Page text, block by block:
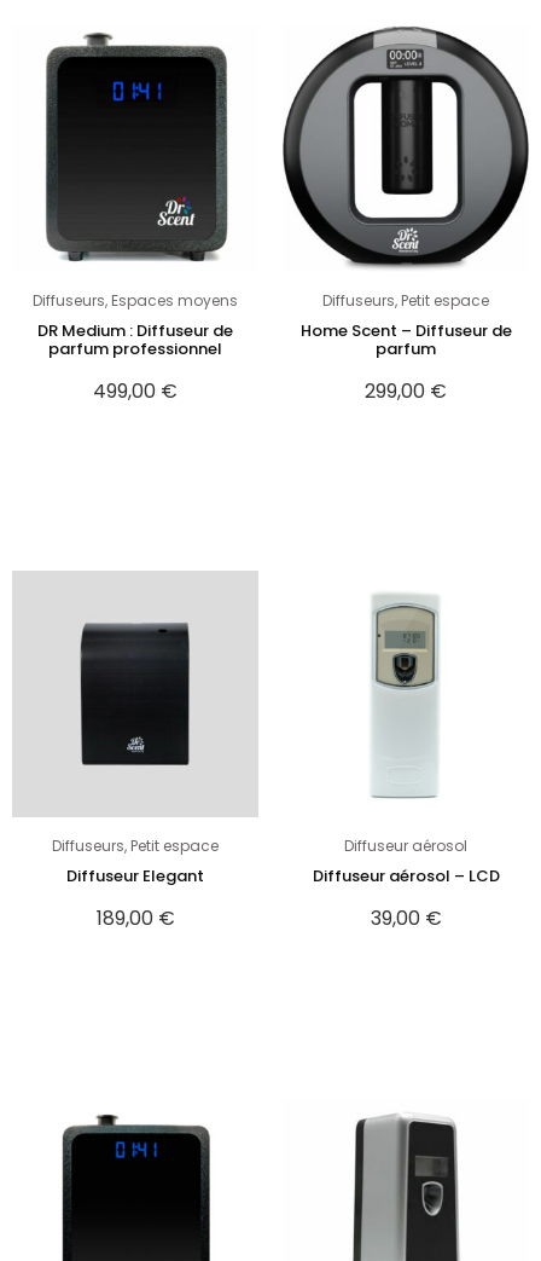
Diffuseurs, Espaces moyens
DR Medium : Diffuseur de
parfum professionnel
499,00 €
Diffuseurs, Petit espace
Home Scent – Diffuseur de
parfum
299,00 €
Diffuseurs, Petit espace
Diffuseur Elegant
189,00 €
Diffuseur aérosol
Diffuseur aérosol – LCD
39,00 €